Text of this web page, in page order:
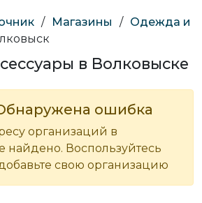
/ Магазины / Одежда и
в Волковыске
ошибка
организаций в
найдено. Воспользуйтесь
свою организацию